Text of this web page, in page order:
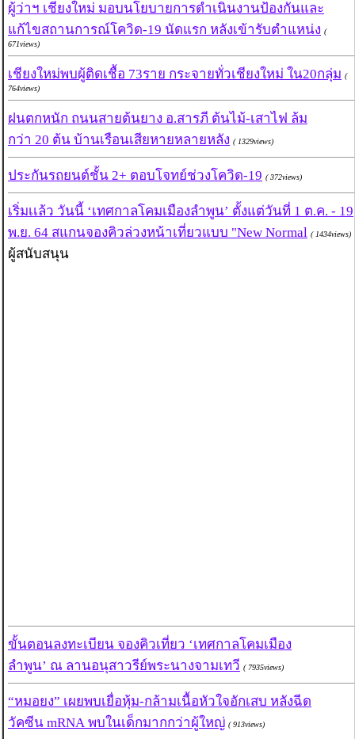
ผู้ว่าฯ เชียงใหม่ มอบนโยบายการดำเนินงานป้องกันและ
แก้ไขสถานการณ์โควิด-19 นัดแรก หลังเข้ารับตำแหน่ง (
671views)
เชียงใหม่พบผู้ติดเชื้อ 73ราย กระจายทั่วเชียงใหม่ ใน20กลุ่ม (
764views)
ฝนตกหนัก ถนนสายต้นยาง อ.สารภี ต้นไม้-เสาไฟ ล้ม
กว่า 20 ต้น บ้านเรือนเสียหายหลายหลัง ( 1329views)
ประกันรถยนต์ชั้น 2+ ตอบโจทย์ช่วงโควิด-19 ( 372views)
เริ่มเเล้ว วันนี้ ‘เทศกาลโคมเมืองลำพูน’ ตั้งแต่วันที่ 1 ต.ค. - 19
พ.ย. 64 สแกนจองคิวล่วงหน้าเที่ยวแบบ "New Normal ( 1434views)
ผู้สนับสนุน
ขั้นตอนลงทะเบียน จองคิวเที่ยว ‘เทศกาลโคมเมือง
ลำพูน’ ณ ลานอนุสาวรีย์พระนางจามเทวี ( 7935views)
“หมอยง” เผยพบเยื่อหุ้ม-กล้ามเนื้อหัวใจอักเสบ หลังฉีด
วัคซีน mRNA พบในเด็กมากกว่าผู้ใหญ่ ( 913views)